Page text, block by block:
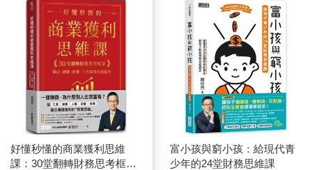
真聆聽之後，往往會很驚訝地告訴我們說：「郝哥，你們製作的
內容不只是音樂而已呀！事實上，各種不同的知識含量包羅萬
象。而且就連音樂相關的藝術類別，也包含各種不同型態，例
如：舞蹈、畫畫等等。」
然後，我就會很開心的告訴他們說，「對啊，只告訴大家是『音
樂』類別，是因為比較好記嘛！」既然所有的內容這麼樣的上天
下地，通古道今，我也總不能告訴大家，我們的郝聲音Podcast，
主要的內容叫做「什麼都做」吧！回到剛剛的總結，正是因為
「什麼都做」，大家就會「什麼都記不住」，我們也就沒有辦法
成為別人心目中的選擇邏輯。
有兩個字叫「口碑」，我聽過最傳神的定義，就是「用一句話讓
好懂秒懂的商業獲利思維
課：30堂翻轉財務思考框
富小孩與窮小孩：給現代青
少年的24堂財務思維課